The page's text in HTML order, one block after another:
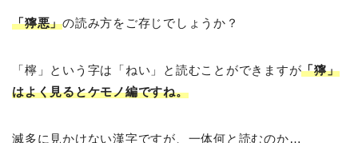
「獰悪」の読み方をご存じでしょうか？
「檸」という字は「ねい」と読むことができますが「獰」
はよく見るとケモノ編ですね。
滅多に見かけない漢字ですが、一体何と読むのか…